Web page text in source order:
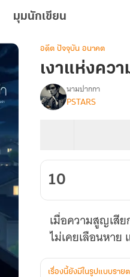
มุมนักเขียน
อดีต ปัจจุบัน อนาคต
เงาแห่งคว
เรื่อง
เงา
จำ
นามปากกา
PSTARS
10
เมื่อความสูญเสีย
ไม่เคยเลือนหาย
เรื่องนี้ยังมีในรูปแบบราย